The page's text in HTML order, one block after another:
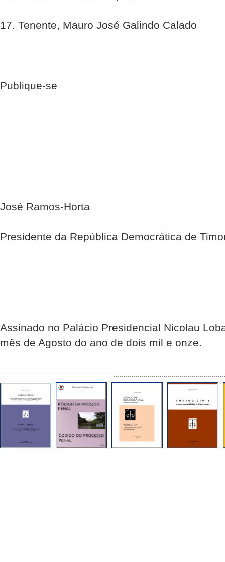
17. Tenente, Mauro José Galindo Calado
Publique-se
José Ramos-Horta
Presidente da República Democrática de
Assinado no Palácio Presidencial Nicolau
mês de Agosto do ano de dois mil e onze.